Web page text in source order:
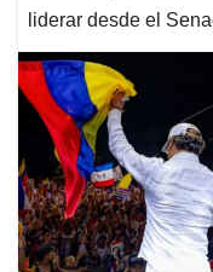
liderar desde el